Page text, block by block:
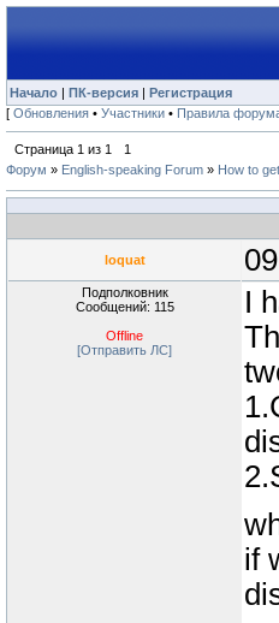
Начало | ПК-версия | Регистрация
[ Обновления • Участники • Правила
Страница 1 из 1
1
Форум » English-speaking Forum » How to
loquat
Подполковник
Сообщений: 115
Offline
[Отправить ЛС]
I
if